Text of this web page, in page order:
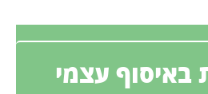
באיסוף עצמי